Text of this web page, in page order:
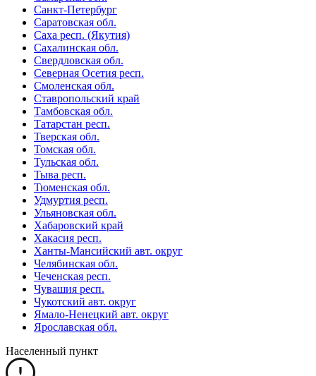
Санкт-Петербург
Саратовская обл.
Саха респ. (Якутия)
Сахалинская обл.
Свердловская обл.
Северная Осетия респ.
Смоленская обл.
Ставропольский край
Тамбовская обл.
Татарстан респ.
Тверская обл.
Томская обл.
Тульская обл.
Тыва респ.
Тюменская обл.
Удмуртия респ.
Ульяновская обл.
Хабаровский край
Хакасия респ.
Ханты-Мансийский авт. округ
Челябинская обл.
Чеченская респ.
Чувашия респ.
Чукотский авт. округ
Ямало-Ненецкий авт. округ
Ярославская обл.
Населенный пункт